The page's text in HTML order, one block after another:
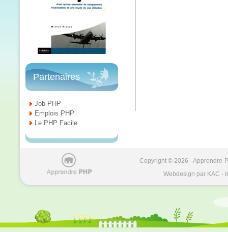
Partenaires
Job PHP
Emplois PHP
Le PHP Facile
Copyright © 2026 - Apprendre-
Webdesign par KAC -